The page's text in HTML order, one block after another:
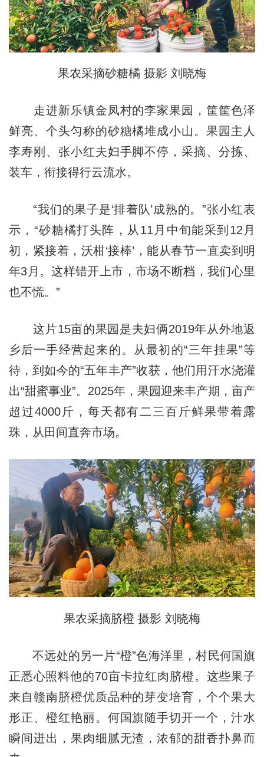
果农采摘砂糖橘 摄影 刘晓梅
走进新乐镇金凤村的李家果园，筐筐色泽
鲜亮、个头匀称的砂糖橘堆成小山。果园主人
李寿刚、张小红夫妇手脚不停，采摘、分拣、
装车，衔接得行云流水。
“我们的果子是‘排着队’成熟的。”张小红表
示，“砂糖橘打头阵，从11月中旬能采到12月
初，紧接着，沃柑‘接棒’，能从春节一直卖到明
年3月。这样错开上市，市场不断档，我们心里
也不慌。”
这片15亩的果园是夫妇俩2019年从外地返
乡后一手经营起来的。从最初的“三年挂果”等
待，到如今的“五年丰产”收获，他们用汗水浇灌
出“甜蜜事业”。2025年，果园迎来丰产期，亩产
超过4000斤，每天都有二三百斤鲜果带着露
珠，从田间直奔市场。
果农采摘脐橙 摄影 刘晓梅
不远处的另一片“橙”色海洋里，村民何国旗
正悉心照料他的70亩卡拉红肉脐橙。这些果子
来自赣南脐橙优质品种的芽变培育，个个果大
形正、橙红艳丽。何国旗随手切开一个，汁水
瞬间迸出，果肉细腻无渣，浓郁的甜香扑鼻而